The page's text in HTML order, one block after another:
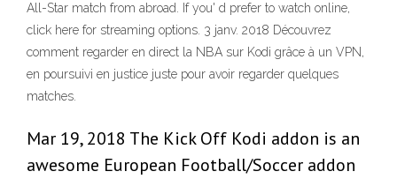
All-Star match from abroad. If you' d prefer to watch online,
click here for streaming options. 3 janv. 2018 Découvrez
comment regarder en direct la NBA sur Kodi grâce à un VPN,
en poursuivi en justice juste pour avoir regarder quelques
matches.
Mar 19, 2018 The Kick Off Kodi addon is an
awesome European Football/Soccer addon